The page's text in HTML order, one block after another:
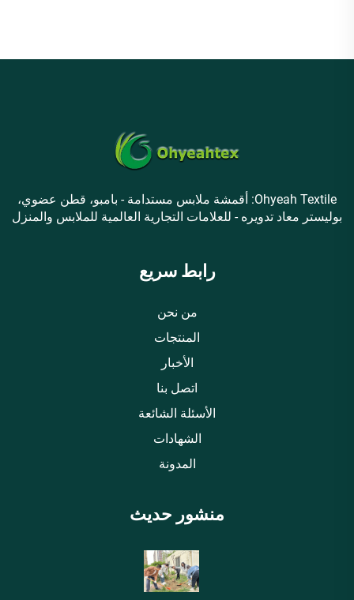
Ohyeah Textile: أقمشة ملابس مستدامة - بامبو، قطن عضوي،
بوليستر معاد تدويره - للعلامات التجارية العالمية للملابس والمنزل
رابط سريع
من نحن
المنتجات
الأخبار
اتصل بنا
الأسئلة الشائعة
الشهادات
المدونة
منشور حديث